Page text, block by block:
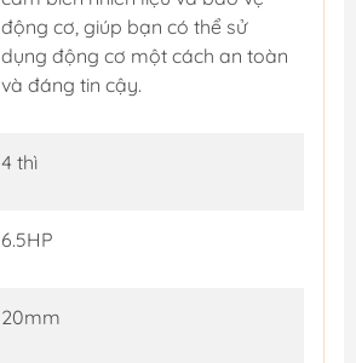
động cơ, giúp bạn có thể sử
dụng động cơ một cách an toàn
và đáng tin cậy.
4 thì
6.5HP
20mm